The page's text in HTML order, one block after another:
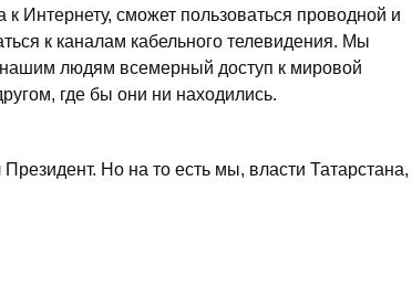
к Интернету, сможет пользоваться проводной и
к каналам кабельного телевидения. Мы
нашим людям всемерный доступ к мировой
где бы они ни находились.
Но на то есть мы, власти Татарстана,